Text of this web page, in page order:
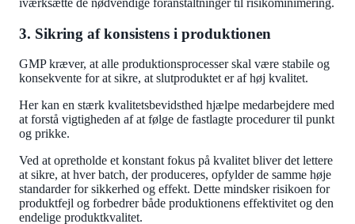
3. Sikring af konsistens i produktionen
GMP kræver, at alle produktionsprocesser skal være stabile og
konsekvente for at sikre, at slutproduktet er af høj kvalitet.
Her kan en stærk kvalitetsbevidsthed hjælpe medarbejdere med
at forstå vigtigheden af at følge de fastlagte procedurer til punkt
og prikke.
Ved at opretholde et konstant fokus på kvalitet bliver det lettere
at sikre, at hver batch, der produceres, opfylder de samme høje
standarder for sikkerhed og effekt. Dette mindsker risikoen for
produktfejl og forbedrer både produktionens effektivitet og den
endelige produktkvalitet.